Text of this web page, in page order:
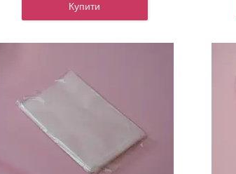
Купити